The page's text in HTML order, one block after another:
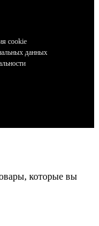
cookie
данных
которые вы